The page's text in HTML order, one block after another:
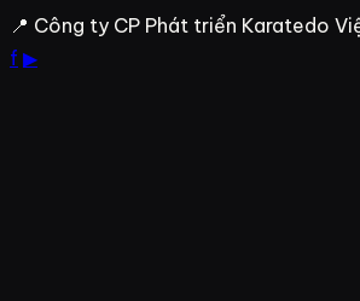
Bỏ
qua
📍 Công ty CP Phát triển Karatedo
f ▶